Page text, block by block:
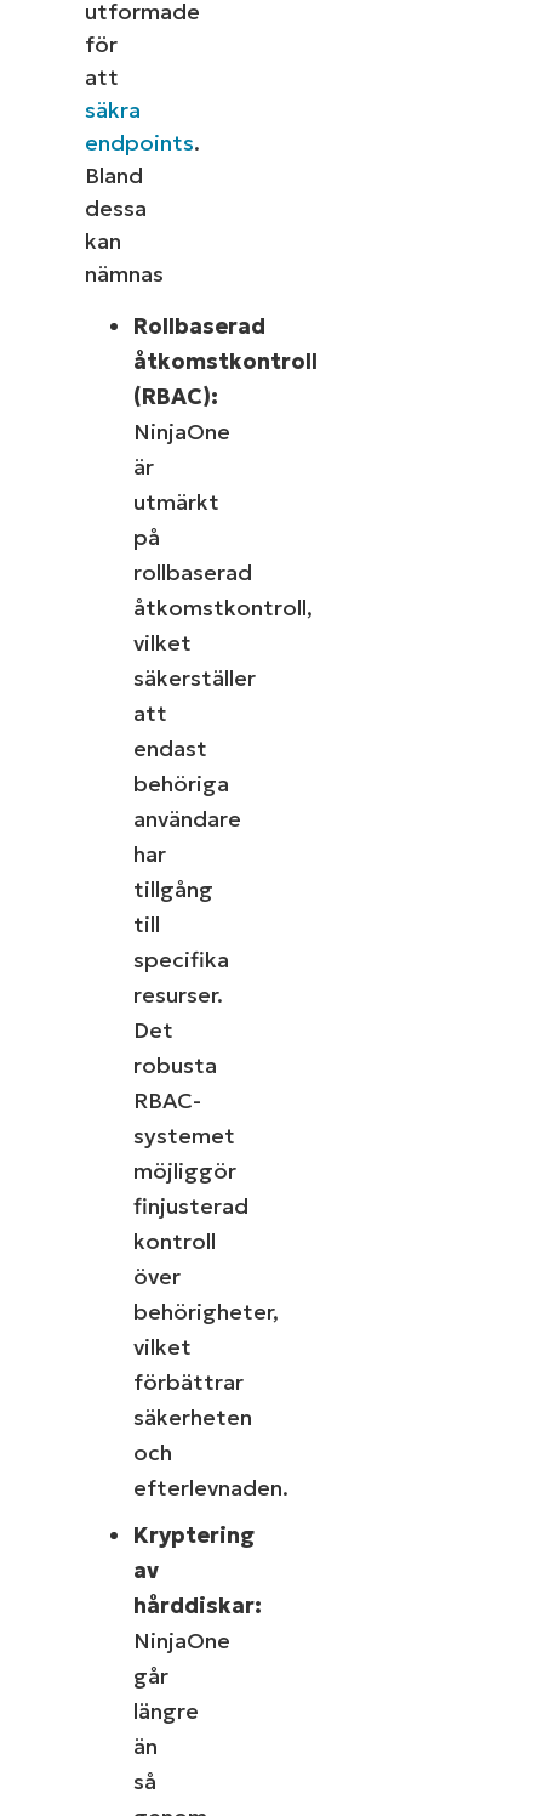
utformade
för
att
säkra
endpoints.
Bland
dessa
kan
nämnas
Rollbaserad
åtkomstkontroll
(RBAC):
NinjaOne
är
utmärkt
på
rollbaserad
åtkomstkontroll,
vilket
säkerställer
att
endast
behöriga
användare
har
tillgång
till
specifika
resurser.
Det
robusta
RBAC-
systemet
möjliggör
finjusterad
kontroll
över
behörigheter,
vilket
förbättrar
säkerheten
och
efterlevnaden.
Kryptering
av
hårddiskar:
NinjaOne
går
längre
än
så